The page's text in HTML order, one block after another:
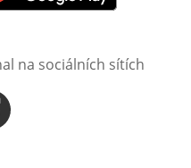
v novém okně
na sociálních sítích
v novém okně